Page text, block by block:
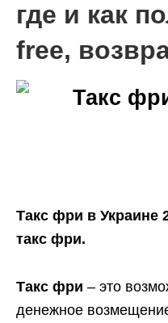
где и как
free,
Такс фри в Украине
такс фри.
Такс фри – это
денежное